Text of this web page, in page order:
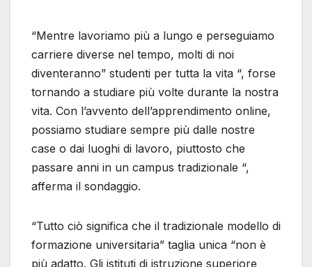
“Mentre lavoriamo più a lungo e perseguiamo
carriere diverse nel tempo, molti di noi
diventeranno” studenti per tutta la vita “, forse
tornando a studiare più volte durante la nostra
vita. Con l’avvento dell’apprendimento online,
possiamo studiare sempre più dalle nostre
case o dai luoghi di lavoro, piuttosto che
passare anni in un campus tradizionale “,
afferma il sondaggio.
“Tutto ciò significa che il tradizionale modello di
formazione universitaria” taglia unica “non è
più adatto. Gli istituti di istruzione superiore